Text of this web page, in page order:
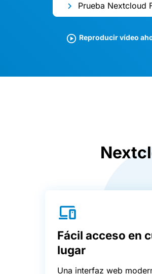
Prueba Nextcloud
Reproducir vídeo
Fácil acceso en
lugar
Una interfaz web